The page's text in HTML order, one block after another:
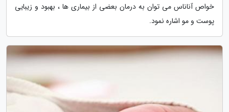
خواص آناناس می توان به درمان بعضی از بیماری ها ، بهبود و زیبایی
پوست و مو اشاره نمود.